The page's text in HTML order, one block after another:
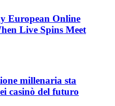
European Online
Live Spins Meet
millenaria sta
casinò del futuro